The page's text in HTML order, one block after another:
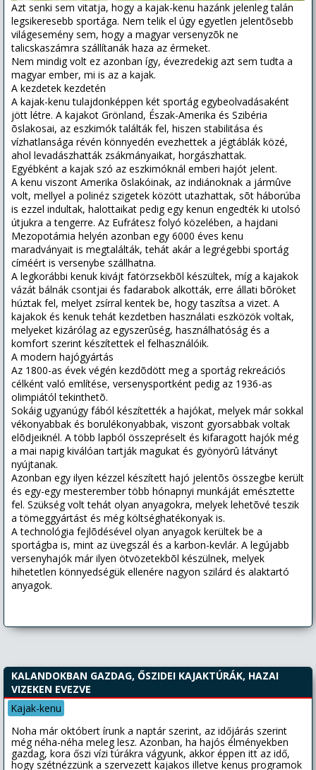
Azt senki sem vitatja, hogy a kajak-kenu hazánk jelenleg talán
legsikeresebb sportága. Nem telik el úgy egyetlen jelentõsebb
világesemény sem, hogy a magyar versenyzõk ne
talicskaszámra szállítanák haza az érmeket.
Nem mindig volt ez azonban így, évezredekig azt sem tudta a
magyar ember, mi is az a kajak.
A kezdetek kezdetén
A kajak-kenu tulajdonképpen két sportág egybeolvadásaként
jött létre. A kajakot Grönland, Észak-Amerika és Szibéria
õslakosai, az eszkimók találták fel, hiszen stabilitása és
vízhatlansága révén könnyedén evezhettek a jégtáblák közé,
ahol levadászhatták zsákmányaikat, horgászhattak.
Egyébként a kajak szó az eszkimóknál emberi hajót jelent.
A kenu viszont Amerika õslakóinak, az indiánoknak a jármûve
volt, mellyel a polinéz szigetek között utazhattak, sõt háborúba
is ezzel indultak, halottaikat pedig egy kenun engedték ki utolsó
útjukra a tengerre. Az Eufrátesz folyó közelében, a hajdani
Mezopotámia helyén azonban egy 6000 éves kenu
maradványait is megtalálták, tehát akár a legrégebbi sportág
címéért is versenybe szállhatna.
A legkorábbi kenuk kivájt fatörzsekbõl készültek, míg a kajakok
vázát bálnák csontjai és fadarabok alkották, erre állati bõröket
húztak fel, melyet zsírral kentek be, hogy taszítsa a vizet. A
kajakok és kenuk tehát kezdetben használati eszközök voltak,
melyeket kizárólag az egyszerûség, használhatóság és a
komfort szerint készítettek el felhasználóik.
A modern hajógyártás
Az 1800-as évek végén kezdõdött meg a sportág rekreációs
célként való említése, versenysportként pedig az 1936-as
olimpiától tekinthetõ.
Sokáig ugyanúgy fából készítették a hajókat, melyek már sokkal
vékonyabbak és borulékonyabbak, viszont gyorsabbak voltak
elõdjeiknél. A több lapból összepréselt és kifaragott hajók még
a mai napig kiválóan tartják magukat és gyönyörû látványt
nyújtanak.
Azonban egy ilyen kézzel készített hajó jelentõs összegbe került
és egy-egy mesterember több hónapnyi munkáját emésztette
fel. Szükség volt tehát olyan anyagokra, melyek lehetõvé teszik
a tömeggyártást és még költséghatékonyak is.
A technológia fejlõdésével olyan anyagok kerültek be a
sportágba is, mint az üvegszál és a karbon-kevlár. A legújabb
versenyhajók már ilyen ötvözetekbõl készülnek, melyek
hihetetlen könnyedségük ellenére nagyon szilárd és alaktartó
anyagok.
KALANDOKBAN GAZDAG, ŐSZIDEI KAJAKTÚRÁK, HAZAI
VIZEKEN EVEZVE
Kajak-kenu
Noha már októbert írunk a naptár szerint, az időjárás szerint
még néha-néha meleg lesz. Azonban, ha hajós élményekben
gazdag, kora őszi vízi túrákra vágyunk, akkor éppen itt az idő,
hogy szétnézzünk a szervezett kajakos illetve kenus programok